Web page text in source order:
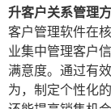
升客户关系管理方
客户管理软件在
业集中管理客户
满意度。通过有
为，制定个性化